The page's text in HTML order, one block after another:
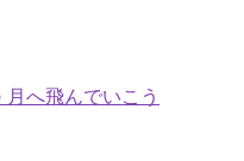
へ飛んでいこう